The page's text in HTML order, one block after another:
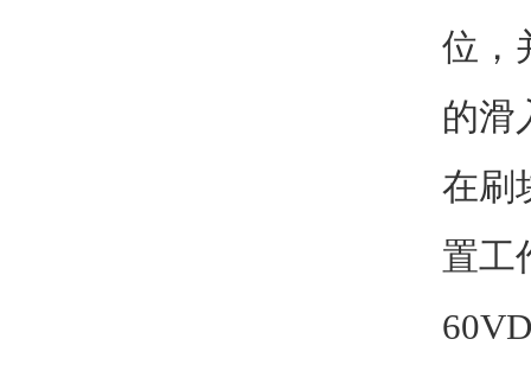
位，
的滑
在刷
置工